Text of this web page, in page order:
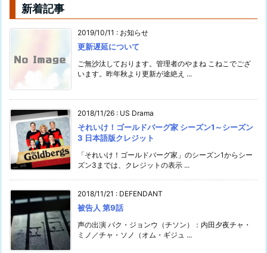
新着記事
2019/10/11 : お知らせ
更新遅延について
ご無沙汰しております。管理者のやまね こねこでござ
います。昨年秋より更新が途絶え ...
2018/11/26 : US Drama
それいけ！ゴールドバーグ家 シーズン1～シーズン
3 日本語版クレジット
「それいけ！ゴールドバーグ家」のシーズン1からシー
ズン3までは、クレジットの表示 ...
2018/11/21 : DEFENDANT
被告人 第9話
声の出演 パク・ジョンウ（チソン）：内田夕夜チャ・
ミノ／チャ・ソノ（オム・ギジュ ...